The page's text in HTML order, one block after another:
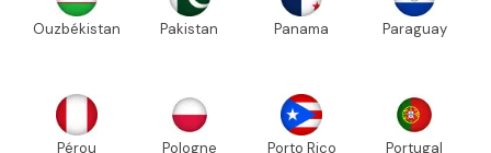
Ouzbékistan Pakistan Panama Paraguay
Pérou Pologne Porto Rico Portugal